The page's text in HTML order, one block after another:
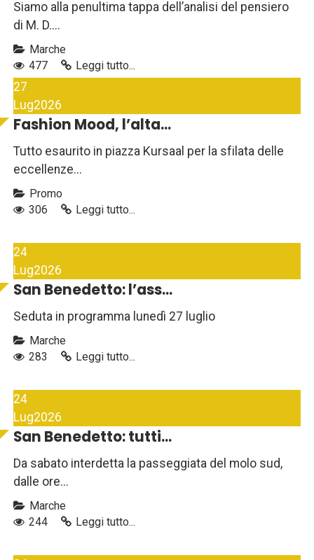
Siamo alla penultima tappa dell’analisi del pensiero
di M. D....
Marche
477
Leggi tutto...
27
Lug2026
Fashion Mood, l’alta...
Tutto esaurito in piazza Kursaal per la sfilata delle
eccellenze...
Promo
306
Leggi tutto...
24
Lug2026
San Benedetto: l’ass...
Seduta in programma lunedì 27 luglio
Marche
283
Leggi tutto...
24
Lug2026
San Benedetto: tutti...
Da sabato interdetta la passeggiata del molo sud,
dalle ore...
Marche
244
Leggi tutto...